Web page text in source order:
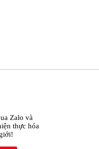
Zalo và
thực hóa